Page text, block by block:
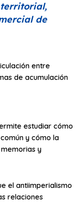
de
entre
de acumulación
estudiar cómo
y cómo la
y
el antiimperialismo
relaciones